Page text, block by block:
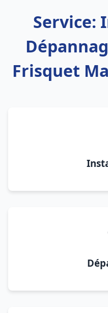
Service:
Frisquet